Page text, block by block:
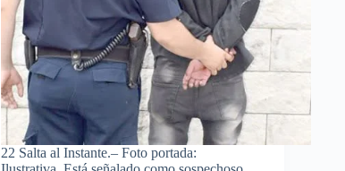
22 Salta al Instante.– Foto portada: